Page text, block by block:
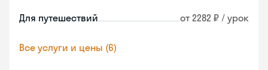
Для путешествий от 2282 ₽ / урок
Все услуги и цены (6)